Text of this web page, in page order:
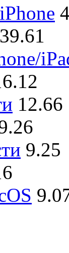
39.61
12.66
9.25